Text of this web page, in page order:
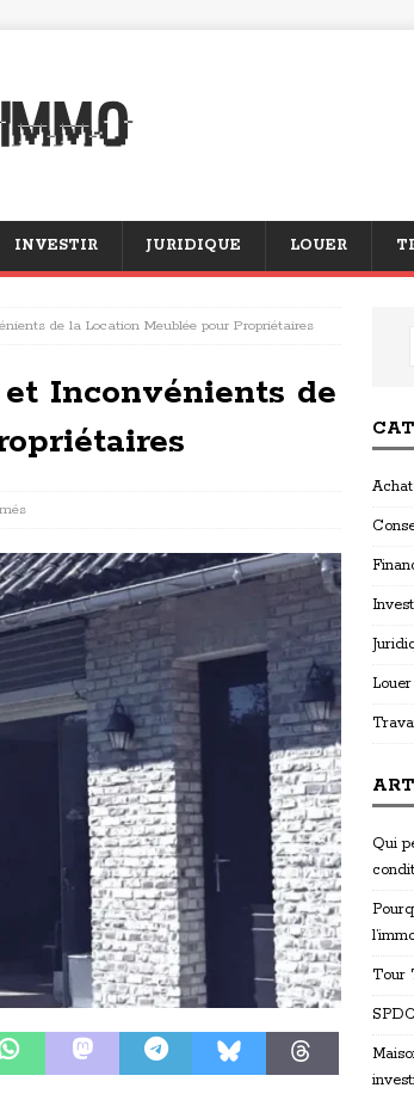
INVESTIR JURIDIQUE LOUER
de la Location Meublée pour Propriétaires
Inconvénients de
Louer
Qui
Tour